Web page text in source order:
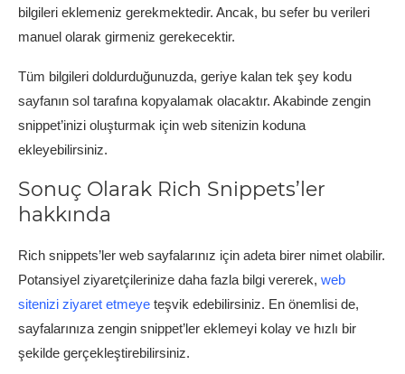
bilgileri eklemeniz gerekmektedir. Ancak, bu sefer bu verileri
manuel olarak girmeniz gerekecektir.
Tüm bilgileri doldurduğunuzda, geriye kalan tek şey kodu
sayfanın sol tarafına kopyalamak olacaktır. Akabinde zengin
snippet’inizi oluşturmak için web sitenizin koduna
ekleyebilirsiniz.
Sonuç Olarak Rich Snippets’ler
hakkında
Rich snippets’ler web sayfalarınız için adeta birer nimet olabilir.
Potansiyel ziyaretçilerinize daha fazla bilgi vererek, web
sitenizi ziyaret etmeye teşvik edebilirsiniz. En önemlisi de,
sayfalarınıza zengin snippet’ler eklemeyi kolay ve hızlı bir
şekilde gerçekleştirebilirsiniz.